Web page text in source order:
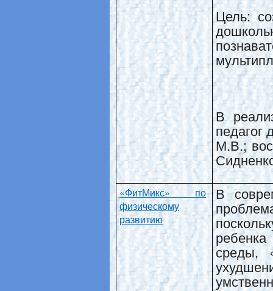
Цель:
В
педагог
М.В.;
«ФитМикс» по
физическому
развитию
В
среды,